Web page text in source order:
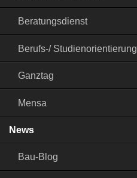
Beratungsdienst
Berufs-/ Studienorientierung
Ganztag
Mensa
News
Bau-Blog